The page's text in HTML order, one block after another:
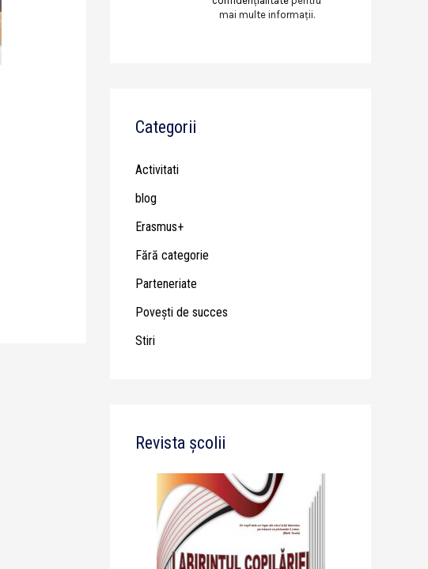
mai multe informații.
Categorii
Activitati
blog
Erasmus+
Fără categorie
Parteneriate
Poveşti de succes
Stiri
Revista școlii